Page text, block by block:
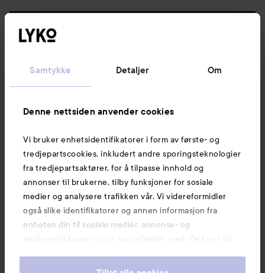
Samtykke Detaljer Om
Denne nettsiden anvender cookies
Vi bruker enhetsidentifikatorer i form av første- og
tredjepartscookies, inkludert andre sporingsteknologier
fra tredjepartsaktører, for å tilpasse innhold og
annonser til brukerne, tilby funksjoner for sosiale
medier og analysere trafikken vår. Vi videreformidler
også slike identifikatorer og annen informasjon fra
enheten din til sosiale medier, annonse- og
analyseselskaper som vi samarbeider med. De kan i sin
informasjon som du har oppgitt eller som de har samlet
Kundeservice
Informasjon
Også av interesse